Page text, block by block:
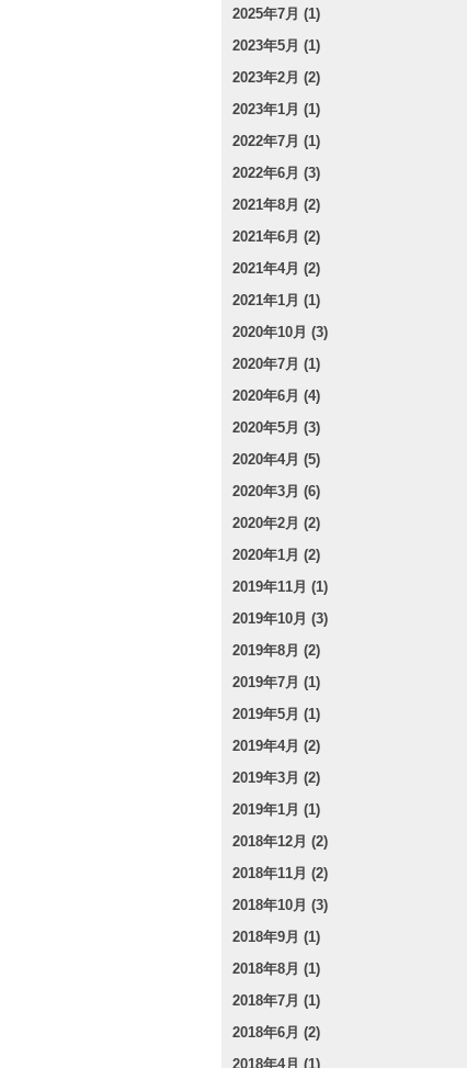
2025年7月 (1)
2023年5月 (1)
2023年2月 (2)
2023年1月 (1)
2022年7月 (1)
2022年6月 (3)
2021年8月 (2)
2021年6月 (2)
2021年4月 (2)
2021年1月 (1)
2020年10月 (3)
2020年7月 (1)
2020年6月 (4)
2020年5月 (3)
2020年4月 (5)
2020年3月 (6)
2020年2月 (2)
2020年1月 (2)
2019年11月 (1)
2019年10月 (3)
2019年8月 (2)
2019年7月 (1)
2019年5月 (1)
2019年4月 (2)
2019年3月 (2)
2019年1月 (1)
2018年12月 (2)
2018年11月 (2)
2018年10月 (3)
2018年9月 (1)
2018年8月 (1)
2018年7月 (1)
2018年6月 (2)
2018年4月 (1)